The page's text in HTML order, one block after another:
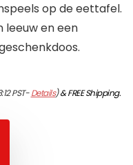
op de eettafel.
leeuw en een
PST-Details)&FREE Shipping.